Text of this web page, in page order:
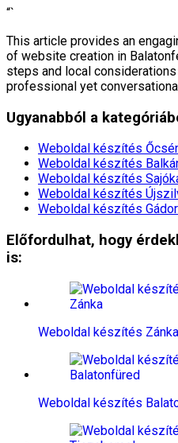
“`
This article provides an
of website creation in
steps and local
professional yet
Ugyanabból a
Weboldal készítés​
Weboldal készítés​
Weboldal készítés​
Weboldal készítés​
Weboldal készítés​
Előfordulhat, hogy
is:
Weboldal készítés​ Zánka
Weboldal készítés​